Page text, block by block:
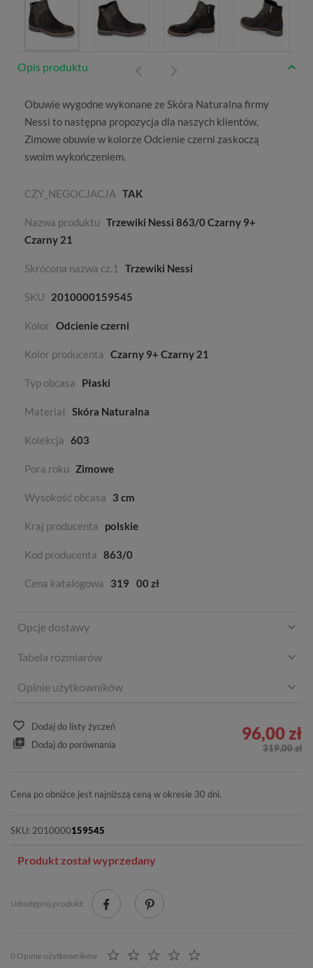
Opis produktu
Obuwie wygodne wykonane ze Skóra Naturalna firmy
Nessi to następna propozycja dla naszych klientów,
Zimowe obuwie w kolorze Odcienie czerni zaskoczą
swoim wykończeniem.
CZY_NEGOCJACJA TAK
Nazwa produktu Trzewiki Nessi 863/0 Czarny 9+
Czarny 21
Skrócona nazwa cz.1 Trzewiki Nessi
SKU 2010000159545
Kolor Odcienie czerni
Kolor producenta Czarny 9+ Czarny 21
Typ obcasa Płaski
Materiał Skóra Naturalna
Kolekcja 603
Pora roku Zimowe
Wysokość obcasa 3 cm
Kraj producenta polskie
Kod producenta 863/0
Cena katalogowa 319 00 zł
Opcje dostawy
Tabela rozmiarów
Opinie użytkowników
Dodaj do listy życzeń
Dodaj do porównania
96,00 zł
319,00 zł
Cena po obniżce jest najniższą ceną w okresie 30 dni.
SKU: 2010000159545
Produkt został wyprzedany
Udostępnij produkt:
0 Opinie użytkowników